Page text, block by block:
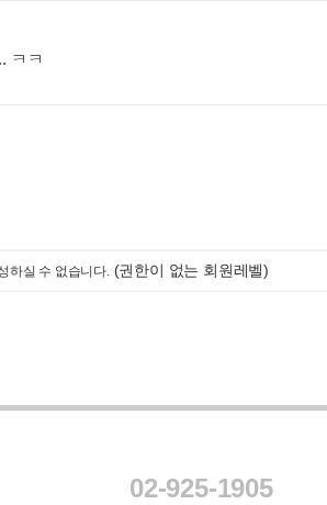
ㅋㅋ
하실 수 없습니다. (권한이 없는 회원레벨)
02-925-1905